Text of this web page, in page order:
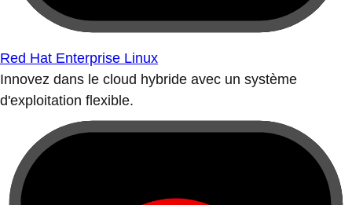
Red Hat Enterprise Linux
Innovez dans le cloud hybride avec un système
d'exploitation flexible.